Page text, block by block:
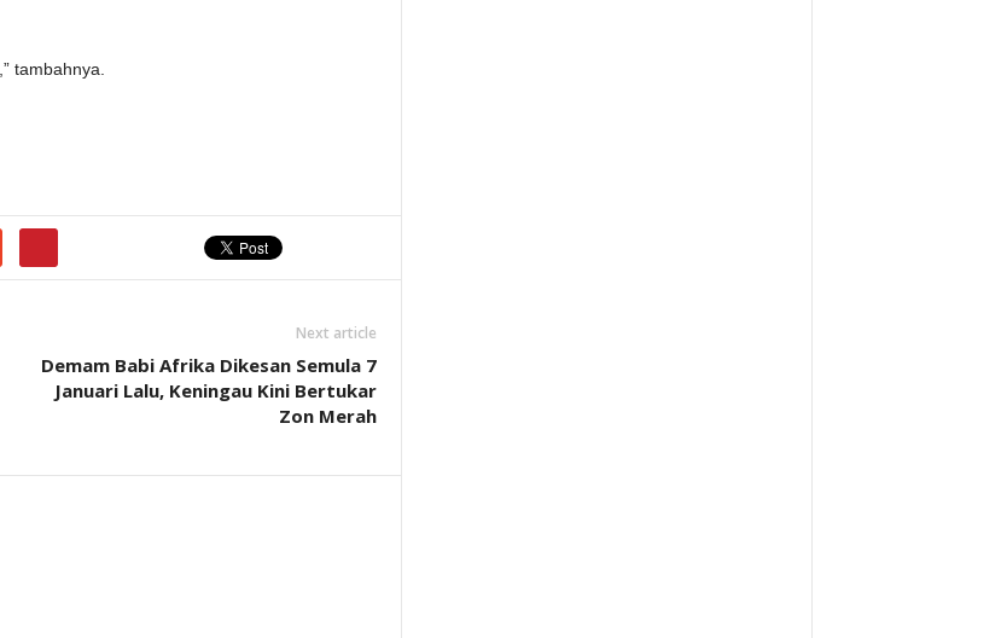
tambahnya.
Next article
Demam Babi Afrika Dikesan Semula 7
Januari Lalu, Keningau Kini Bertukar
Zon Merah